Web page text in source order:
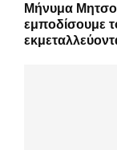
Μήνυμα
εμποδίσουμε